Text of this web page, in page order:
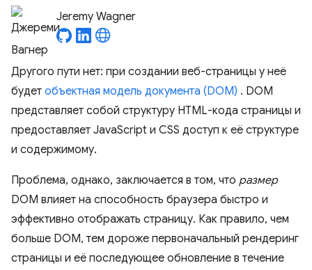
Jeremy Wagner
Другого пути нет: при создании веб-страницы у неё
будет объектная модель документа (DOM) . DOM
представляет собой структуру HTML-кода страницы и
предоставляет JavaScript и CSS доступ к её структуре
и содержимому.
Проблема, однако, заключается в том, что размер
DOM влияет на способность браузера быстро и
эффективно отображать страницу. Как правило, чем
больше DOM, тем дороже первоначальный рендеринг
страницы и её последующее обновление в течение